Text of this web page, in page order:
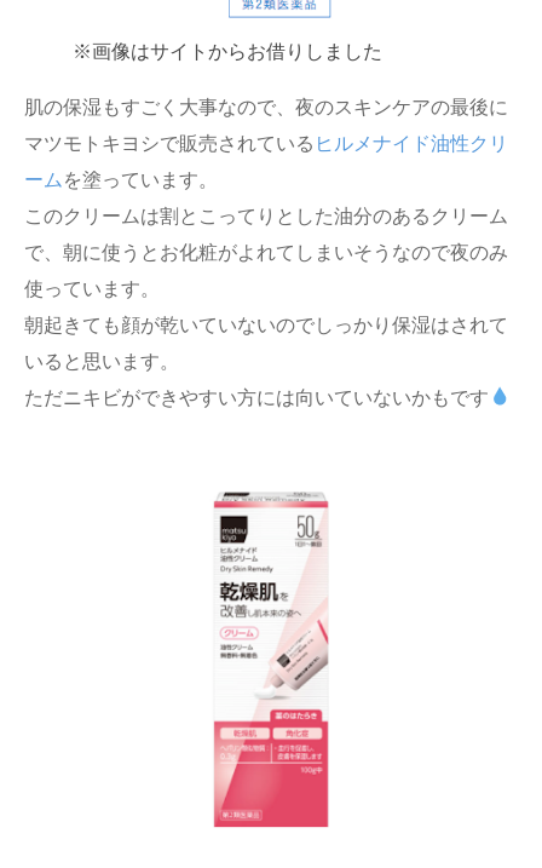
※画像はサイトからお借りしました
肌の保湿もすごく大事なので、夜のスキンケアの最後に
マツモトキヨシで販売されている ヒルメナイド油性クリ
ーム を塗っています。
このクリームは割とこってりとした油分のあるクリーム
で、朝に使うとお化粧がよれてしまいそうなので夜のみ
使っています。
朝起きても顔が乾いていないのでしっかり保湿はされて
いると思います。
ただニキビができやすい方には向いていないかもです